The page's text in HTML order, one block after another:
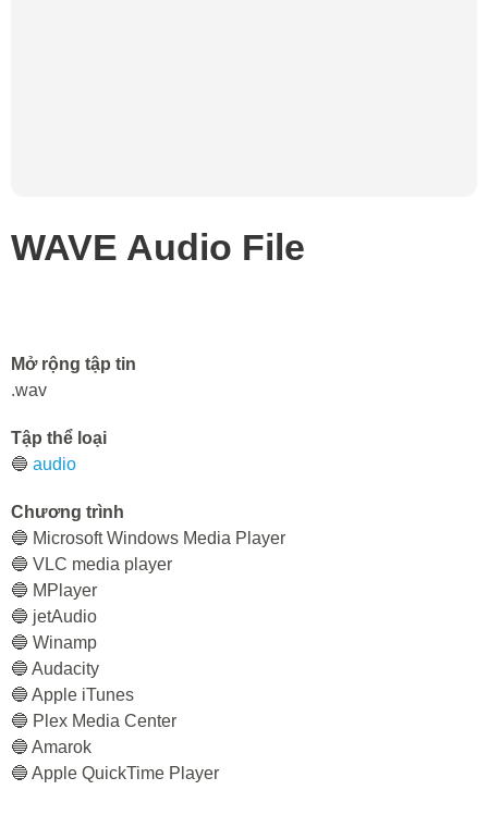
WAVE Audio File
Mở rộng tập tin
.wav
Tập thể loại
🔵 audio
Chương trình
🔵 Microsoft Windows Media Player
🔵 VLC media player
🔵 MPlayer
🔵 jetAudio
🔵 Winamp
🔵 Audacity
🔵 Apple iTunes
🔵 Plex Media Center
🔵 Amarok
🔵 Apple QuickTime Player